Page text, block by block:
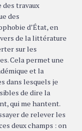
travaux
des
d’État, en
de la littérature
sur les
Cela permet une
et la
dans lesquels je
de dire la
qui me hantent.
de relever les
deux champs : on